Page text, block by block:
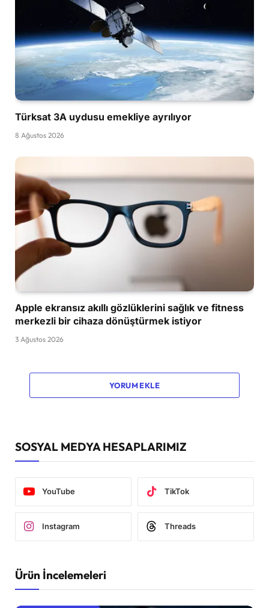
Türksat 3A uydusu emekliye ayrılıyor
8 Ağustos 2026
Apple ekransız akıllı gözlüklerini sağlık ve fitness
merkezli bir cihaza dönüştürmek istiyor
3 Ağustos 2026
YORUM EKLE
SOSYAL MEDYA HESAPLARIMIZ
YouTube TikTok
Instagram Threads
Ürün İncelemeleri